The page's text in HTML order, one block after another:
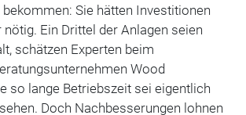
Sie hätten Investitionen
Ein Drittel der Anlagen seien
schätzen Experten beim
Wood
so lange Betriebszeit sei eigentlich
Doch Nachbesserungen lohnen